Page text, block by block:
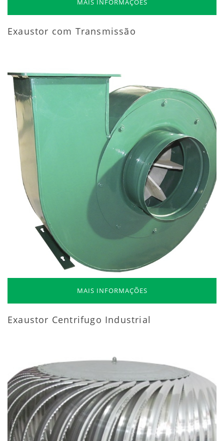
MAIS INFORMAÇÕES
Exaustor com Transmissão
MAIS INFORMAÇÕES
Exaustor Centrifugo Industrial